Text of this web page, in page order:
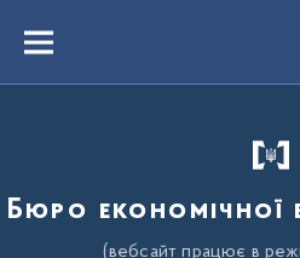
вмістуMenu
Бюро економічної
(вебсайт працює в